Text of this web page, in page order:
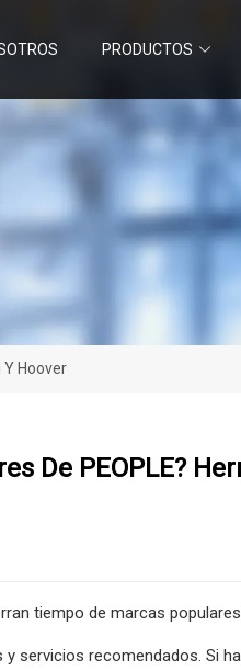
PRODUCTOS
Y Hoover
De PEOPLE?
tiempo de marcas
servicios recomendados. Si